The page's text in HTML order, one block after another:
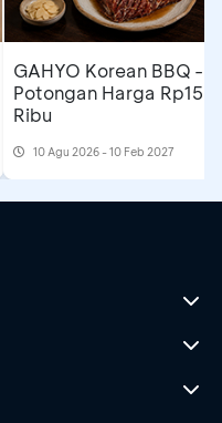
GAHYO Korean BBQ -
Potongan Harga Rp150
Ribu
10 Agu 2026 - 10 Feb 2027